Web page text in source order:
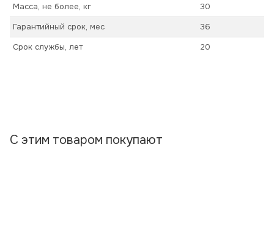
Масса, не более, кг
30
Гарантийный срок, мес
36
Срок службы, лет
20
С этим товаром покупают